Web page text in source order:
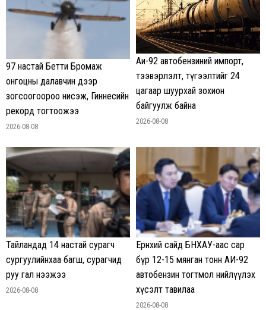
97 настай Бетти Бромаж
онгоцны далавчин дээр
зогсоогоороо нисэж, Гиннесийн
рекорд тогтоожээ
2026-08-08
Аи-92 автобензиний импорт,
тээвэрлэлт, түгээлтийг 24
цагаар шуурхай зохион
байгуулж байна
2026-08-08
Тайландад 14 настай сурагч
сургуулийнхаа багш, сурагчид
руу гал нээжээ
2026-08-08
Ерөнхий сайд БНХАУ-аас сар
бүр 12-15 мянган тонн АИ-92
автобензин тогтмол нийлүүлэх
хүсэлт тавилаа
2026-08-08